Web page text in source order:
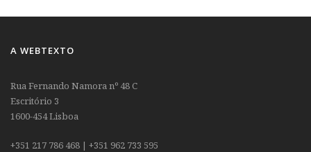
A WEBTEXTO
Rua Fernando Namora nº 48 C
Escritório 3
1600-454 Lisboa
+351 217 786 468 | +351 962 733 595